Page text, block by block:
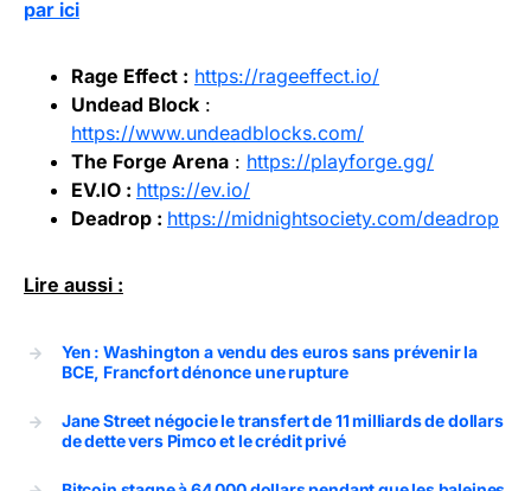
par ici
Rage Effect : https://rageeffect.io/
Undead Block :
https://www.undeadblocks.com/
The Forge Arena : https://playforge.gg/
EV.IO : https://ev.io/
Deadrop : https://midnightsociety.com/deadrop
Lire aussi :
Yen : Washington a vendu des euros sans prévenir la
BCE, Francfort dénonce une rupture
Jane Street négocie le transfert de 11 milliards de dollars
de dette vers Pimco et le crédit privé